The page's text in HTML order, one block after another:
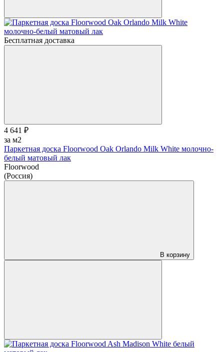
Бесплатная доставка
4 641 ₽
за м2
Паркетная доска Floorwood Oak Orlando Milk White молочно-
белый матовый лак
Floorwood
(Россия)
В корзину